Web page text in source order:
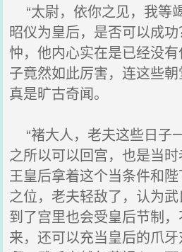
“太尉，依你之见，我等
昭仪为皇后，是否可以成
忡，他内心实在是已经没
子竟然如此厉害，连这些朝
真是旷古奇闻。
“褚大人，老夫这些日子
之所以可以回宫，也是当
王皇后拿着这个当条件和
之位，老夫轻敌了，认为
到了宫里也会受皇后节制
来，还可以充当皇后的爪